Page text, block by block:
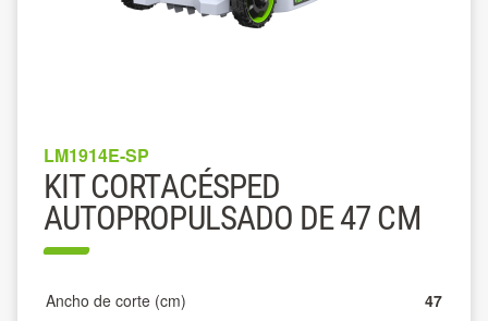
LM1914E-SP
KIT CORTACÉSPED
AUTOPROPULSADO DE 47 CM
Ancho de corte (cm) 47